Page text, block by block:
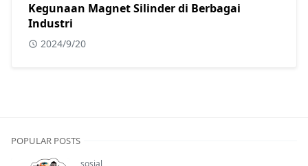
Kegunaan Magnet Silinder di Berbagai
Industri
2024/9/20
POPULAR POSTS